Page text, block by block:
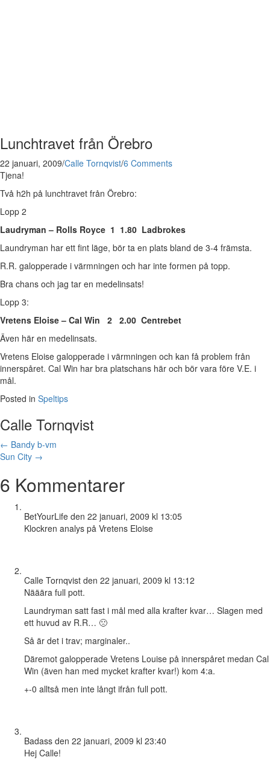
Lunchtravet från Örebro
22 januari, 2009/Calle Tornqvist/6 Comments
Tjena!
Två h2h på lunchtravet från Örebro:
Lopp 2
Laudryman – Rolls Royce 1 1.80 Ladbrokes
Laundryman har ett fint läge, bör ta en plats bland de 3-4 främsta.
R.R. galopperade i värmningen och har inte formen på topp.
Bra chans och jag tar en medelinsats!
Lopp 3:
Vretens Eloise – Cal Win 2 2.00 Centrebet
Även här en medelinsats.
Vretens Eloise galopperade i värmningen och kan få problem från
innerspåret. Cal Win har bra platschans här och bör vara före V.E. i
mål.
Posted in Speltips
Calle Tornqvist
Posts
navigation
← Bandy b-vm
Sun City →
6 Kommentarer
BetYourLife den 22 januari, 2009 kl 13:05
Klockren analys på Vretens Eloise
Calle Tornqvist den 22 januari, 2009 kl 13:12
Nääära full pott.
Laundryman satt fast i mål med alla krafter kvar… Slagen med
ett huvud av R.R… 🙁
Så är det i trav; marginaler..
Däremot galopperade Vretens Louise på innerspåret medan Cal
Win (även han med mycket krafter kvar!) kom 4:a.
+-0 alltså men inte långt ifrån full pott.
Badass den 22 januari, 2009 kl 23:40
Hej Calle!